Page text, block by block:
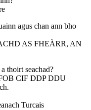
agus chan ann bho
AS FHEÀRR, AN
thoirt seachad?
CIF DDP DDU
Turcais